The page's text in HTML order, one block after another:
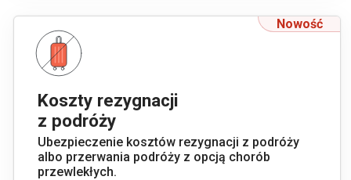
Koszty rezygnacji
z podróży
Nowość
Ubezpieczenie kosztów rezygnacji z podróży
albo przerwania podróży z opcją chorób
przewlekłych.